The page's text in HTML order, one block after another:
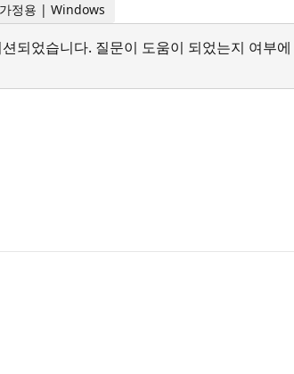
정용 | Windows
었습니다. 질문이 도움이 되었는지 여부